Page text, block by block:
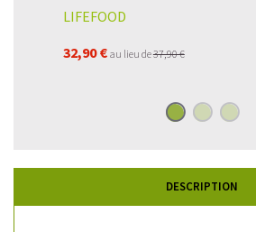
LIFEFOOD
32,90 € au lieu de37,90 €
DESCRIPTION